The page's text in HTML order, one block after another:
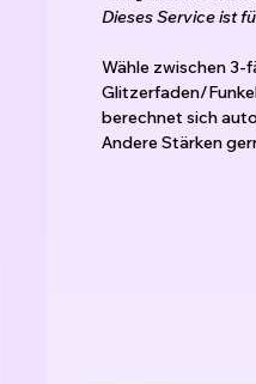
Dieses Service ist
Wähle zwischen
Glitzerfaden/
berechnet sich
Andere Stärken